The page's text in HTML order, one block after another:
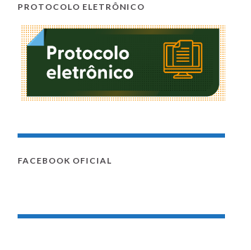
PROTOCOLO ELETRÔNICO
FACEBOOK OFICIAL